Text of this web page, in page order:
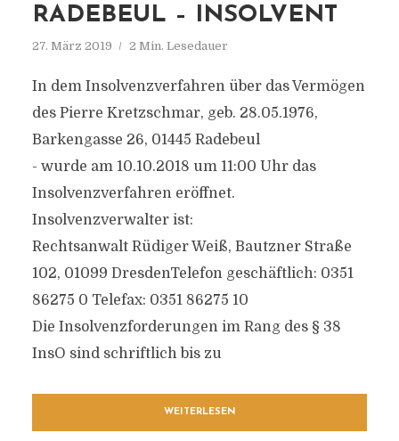
RADEBEUL – INSOLVENT
27. März 2019 2 Min. Lesedauer
In dem Insolvenzverfahren über das Vermögen
des Pierre Kretzschmar, geb. 28.05.1976,
Barkengasse 26, 01445 Radebeul
- wurde am 10.10.2018 um 11:00 Uhr das
Insolvenzverfahren eröffnet.
Insolvenzverwalter ist:
Rechtsanwalt Rüdiger Weiß, Bautzner Straße
102, 01099 DresdenTelefon geschäftlich: 0351
86275 0 Telefax: 0351 86275 10
Die Insolvenzforderungen im Rang des § 38
InsO sind schriftlich bis zu
WEITERLESEN